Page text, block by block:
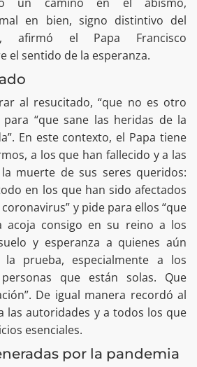
en bien, signo distintivo del
afirmó el Papa Francisco
el sentido de la esperanza.
al resucitado, “que no es otro
para “que sane las heridas de la
En este contexto, el Papa tiene
a los que han fallecido y a las
muerte de sus seres queridos:
en los que han sido afectados
y pide para ellos “que
acoja consigo en su reino a los
y esperanza a quienes aún
la prueba, especialmente a los
que están solas. Que
De igual manera recordó al
las autoridades y a todos los que
esenciales.
por la pandemia